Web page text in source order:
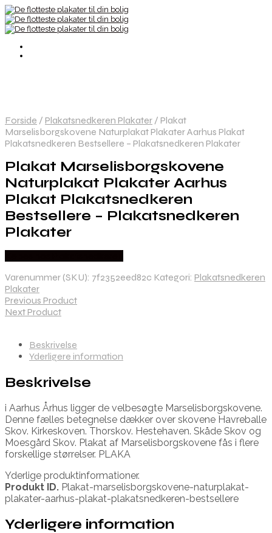
Forside / Plakatsnedkeren Plakater / Plakat
Marselisborgskovene Naturplakat Plakater Aarhus Plakat
Plakatsnedkeren Bestsellere – Plakatsnedkeren Plakater
Plakat Marselisborgskovene
Naturplakat Plakater Aarhus
Plakat Plakatsnedkeren
Bestsellere – Plakatsnedkeren
Plakater
Varenummer (SKU): 7f2352eed82c Kategori: Plakatsnedkeren
Plakater
Previous Product
Next Product
Beskrivelse
Yderligere information
Beskrivelse
i Aarhus Århus ligger de velbesøgte Marselisborgskovene.
Denne fælles betegnelse dækker over skovene Havreballe
Skov. Kirkeskoven. Thorskov. Hestehaven. Skåde Skov og
Moesgård Skov. Plakat af Marselisborgskovene fås i flere
forskellige størrelser. PLAKA
Yderlige produktinformationer.
Produkt ID. Plakat-marselisborgskovene-naturplakat-
plakater-aarhus-plakat-plakatsnedkeren-bestsellere
Yderligere information